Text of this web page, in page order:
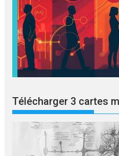
Télécharger 3 cartes